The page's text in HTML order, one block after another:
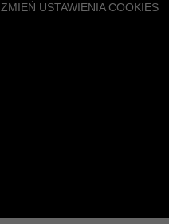
ZMIEŃ USTAWIENIA COOKIES